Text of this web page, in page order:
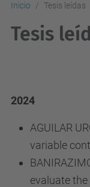
Inicio Tesis leídas
Tesis
2024
AGUILAR
variable
evaluate